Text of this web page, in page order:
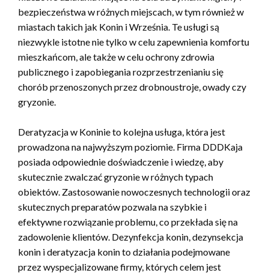
bezpieczeństwa w różnych miejscach, w tym również w
miastach takich jak Konin i Września. Te usługi są
niezwykle istotne nie tylko w celu zapewnienia komfortu
mieszkańcom, ale także w celu ochrony zdrowia
publicznego i zapobiegania rozprzestrzenianiu się
chorób przenoszonych przez drobnoustroje, owady czy
gryzonie.
Deratyzacja w Koninie to kolejna usługa, która jest
prowadzona na najwyższym poziomie. Firma DDDKaja
posiada odpowiednie doświadczenie i wiedzę, aby
skutecznie zwalczać gryzonie w różnych typach
obiektów. Zastosowanie nowoczesnych technologii oraz
skutecznych preparatów pozwala na szybkie i
efektywne rozwiązanie problemu, co przekłada się na
zadowolenie klientów. Dezynfekcja konin, dezynsekcja
konin i deratyzacja konin to działania podejmowane
przez wyspecjalizowane firmy, których celem jest